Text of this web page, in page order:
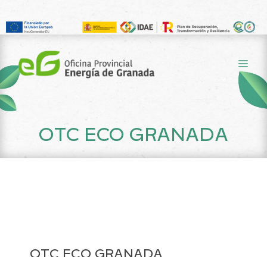
contenido
OTC ECO GRANADA